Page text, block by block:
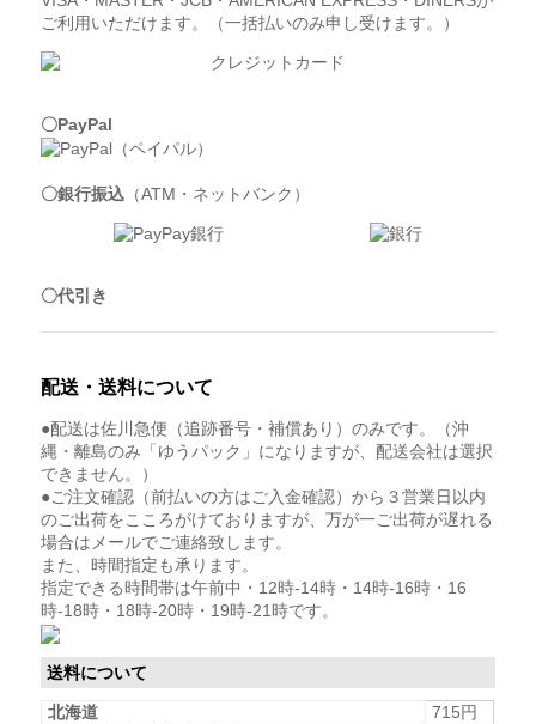
ご利用いただけます。（一括払いのみ申し受けます。）
〇PayPal
〇銀行振込 （ATM・ネットバンク）
〇代引き
配送・送料について
●配送は佐川急便（追跡番号・補償あり）のみです。（沖
縄・離島のみ「ゆうパック」になりますが、配送会社は選択
できません。）
●ご注文確認（前払いの方はご入金確認）から３営業日以内
のご出荷をこころがけておりますが、万が一ご出荷が遅れる
場合はメールでご連絡致します。
また、時間指定も承ります。
指定できる時間帯は午前中・12時-14時・14時-16時・16
時-18時・18時-20時・19時-21時です。
送料について
北海道
715円